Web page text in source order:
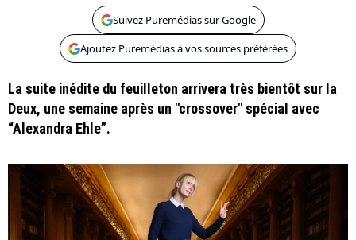
Suivez Puremédias sur Google
Ajoutez Puremédias à vos sources préférées
La suite inédite du feuilleton arrivera très bientôt sur la
Deux, une semaine après un "crossover" spécial avec
“Alexandra Ehle”.